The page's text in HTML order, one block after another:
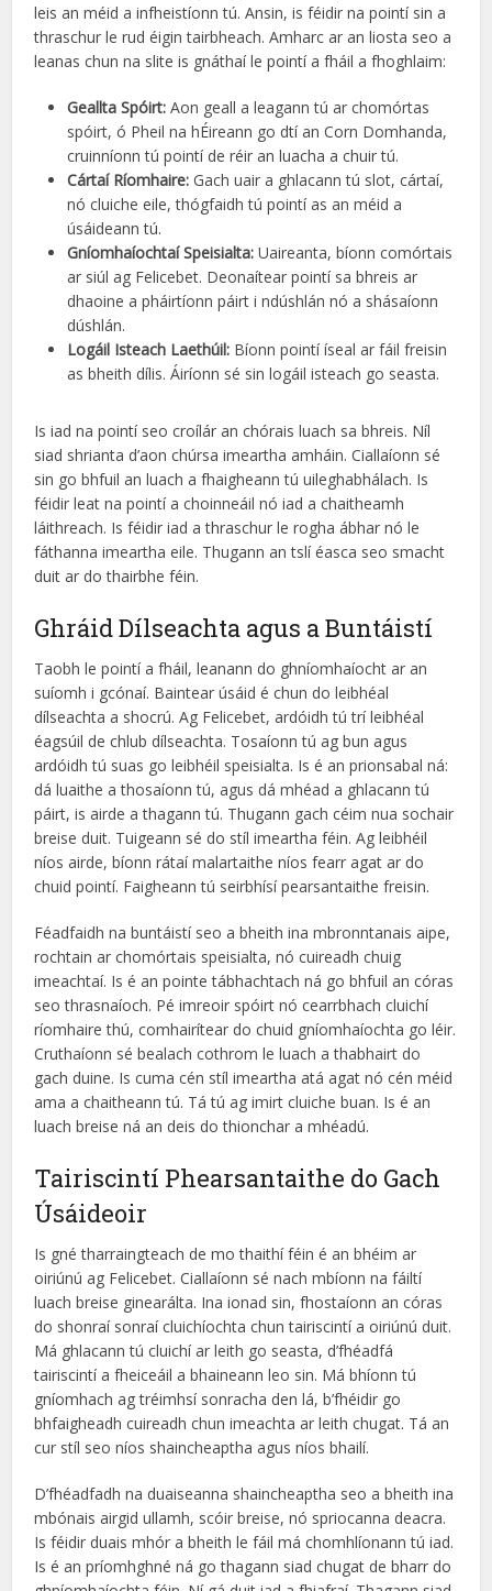
leis an méid a infheistíonn tú. Ansin, is féidir na pointí sin a
thraschur le rud éigin tairbheach. Amharc ar an liosta seo a
leanas chun na slite is gnáthaí le pointí a fháil a fhoghlaim:
Geallta Spóirt: Aon geall a leagann tú ar chomórtas
spóirt, ó Pheil na hÉireann go dtí an Corn Domhanda,
cruinníonn tú pointí de réir an luacha a chuir tú.
Cártaí Ríomhaire: Gach uair a ghlacann tú slot, cártaí,
nó cluiche eile, thógfaidh tú pointí as an méid a
úsáideann tú.
Gníomhaíochtaí Speisialta: Uaireanta, bíonn comórtais
ar siúl ag Felicebet. Deonaítear pointí sa bhreis ar
dhaoine a pháirtíonn páirt i ndúshlán nó a shásaíonn
dúshlán.
Logáil Isteach Laethúil: Bíonn pointí íseal ar fáil freisin
as bheith dílis. Áiríonn sé sin logáil isteach go seasta.
Is iad na pointí seo croílár an chórais luach sa bhreis. Níl
siad shrianta d’aon chúrsa imeartha amháin. Ciallaíonn sé
sin go bhfuil an luach a fhaigheann tú uileghabhálach. Is
féidir leat na pointí a choinneáil nó iad a chaitheamh
láithreach. Is féidir iad a thraschur le rogha ábhar nó le
fáthanna imeartha eile. Thugann an tslí éasca seo smacht
duit ar do thairbhe féin.
Ghráid Dílseachta agus a Buntáistí
Taobh le pointí a fháil, leanann do ghníomhaíocht ar an
suíomh i gcónaí. Baintear úsáid é chun do leibhéal
dílseachta a shocrú. Ag Felicebet, ardóidh tú trí leibhéal
éagsúil de chlub dílseachta. Tosaíonn tú ag bun agus
ardóidh tú suas go leibhéil speisialta. Is é an prionsabal ná:
dá luaithe a thosaíonn tú, agus dá mhéad a ghlacann tú
páirt, is airde a thagann tú. Thugann gach céim nua sochair
breise duit. Tuigeann sé do stíl imeartha féin. Ag leibhéil
níos airde, bíonn rátaí malartaithe níos fearr agat ar do
chuid pointí. Faigheann tú seirbhísí pearsantaithe freisin.
Féadfaidh na buntáistí seo a bheith ina mbronntanais aipe,
rochtain ar chomórtais speisialta, nó cuireadh chuig
imeachtaí. Is é an pointe tábhachtach ná go bhfuil an córas
seo thrasnaíoch. Pé imreoir spóirt nó cearrbhach cluichí
ríomhaire thú, comhairítear do chuid gníomhaíochta go léir.
Cruthaíonn sé bealach cothrom le luach a thabhairt do
gach duine. Is cuma cén stíl imeartha atá agat nó cén méid
ama a chaitheann tú. Tá tú ag imirt cluiche buan. Is é an
luach breise ná an deis do thionchar a mhéadú.
Tairiscintí Phearsantaithe do Gach
Úsáideoir
Is gné tharraingteach de mo thaithí féin é an bhéim ar
oiriúnú ag Felicebet. Ciallaíonn sé nach mbíonn na fáiltí
luach breise ginearálta. Ina ionad sin, fhostaíonn an córas
do shonraí sonraí cluichíochta chun tairiscintí a oiriúnú duit.
Má ghlacann tú cluichí ar leith go seasta, d’fhéadfá
tairiscintí a fheiceáil a bhaineann leo sin. Má bhíonn tú
gníomhach ag tréimhsí sonracha den lá, b’fhéidir go
bhfaigheadh cuireadh chun imeachta ar leith chugat. Tá an
cur stíl seo níos shaincheaptha agus níos bhailí.
D’fhéadfadh na duaiseanna shaincheaptha seo a bheith ina
mbónais airgid ullamh, scóir breise, nó spriocanna deacra.
Is féidir duais mhór a bheith le fáil má chomhlíonann tú iad.
Is é an príomhghné ná go thagann siad chugat de bharr do